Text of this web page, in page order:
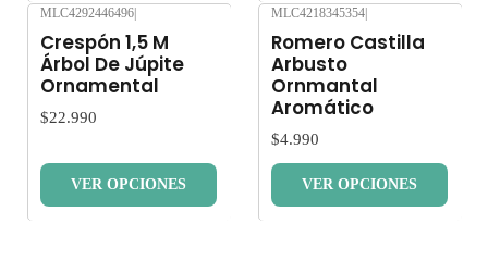
MLC4292446496|
Crespón 1,5 M
Árbol De Júpite
Ornamental
$22.990
VER OPCIONES
MLC4218345354|
Romero Castilla
Arbusto
Ornmantal
Aromático
$4.990
VER OPCIONES